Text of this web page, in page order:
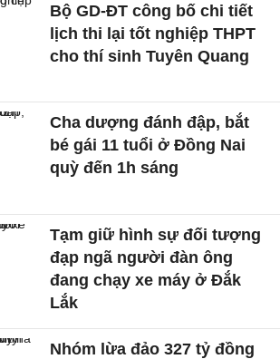
Bộ GD-ĐT công bố chi tiết
lịch thi lại tốt nghiệp THPT
cho thí sinh Tuyên Quang
Cha dượng đánh đập, bắt
bé gái 11 tuổi ở Đồng Nai
quỳ đến 1h sáng
Tạm giữ hình sự đối tượng
đạp ngã người đàn ông
đang chạy xe máy ở Đắk
Lắk
Nhóm lừa đảo 327 tỷ đồng